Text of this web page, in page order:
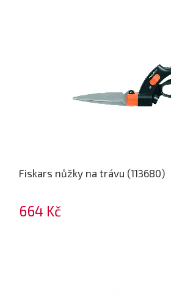
Fiskars nůžky na trávu (113680)
664 Kč